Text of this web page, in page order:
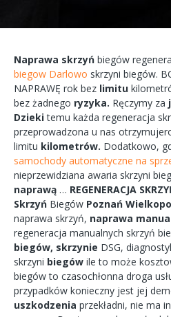
Naprawa skrzyń biegów
biegow Darlowo skrzyni biegów.
NAPRAWĘ rok bez limitu
bez żadnego ryzyka. Ręczymy za
Dziekitemu każda regeneracja
przeprowadzona u nas
limitu kilometrów. Dodatkowo,
samochody automatyczne na
nieprzewidziana awaria skrzyni
naprawą … REGENERACJA
Skrzyń Biegów Poznań
naprawa skrzyń, naprawa
regeneracja manualnych skrzyń
biegów, skrzynie DSG,
skrzyni biegów ile to może
biegówto czasochłonna droga
przypadków konieczny jest jej
uszkodzenia przekładni, nie ma